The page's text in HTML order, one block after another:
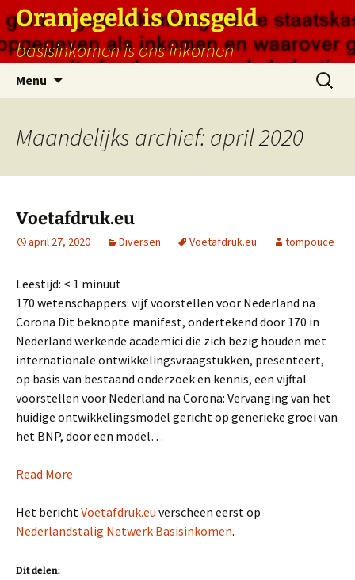
naar
de
inhoud
Oranjegeld is Onsgeld
basisinkomen is ons inkomen
Menu
Zoeken
naar:
Maandelijks archief: april 2020
Voetafdruk.eu
april 27, 2020 Diversen Voetafdruk.eu tompouce
Leestijd: < 1 minuut
170 wetenschappers: vijf voorstellen voor Nederland na
Corona Dit beknopte manifest, ondertekend door 170 in
Nederland werkende academici die zich bezig houden met
internationale ontwikkelingsvraagstukken, presenteert,
op basis van bestaand onderzoek en kennis, een vijftal
voorstellen voor Nederland na Corona: Vervanging van het
huidige ontwikkelingsmodel gericht op generieke groei van
het BNP, door een model…
Read More
Het berichtVoetafdruk.eu verscheen eerst op
Nederlandstalig Netwerk Basisinkomen.
Dit delen: